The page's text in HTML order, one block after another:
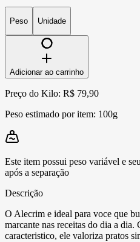
Peso Unidade
Adicionar ao carrinho
Preço do Kilo: R$ 79,90
Peso estimado por item: 100g
Este item possui peso variável e
após a separação
Descrição
O Alecrim e ideal para voce que
marcante nas receitas do dia a dia.
caracteristico, ele valoriza pratos